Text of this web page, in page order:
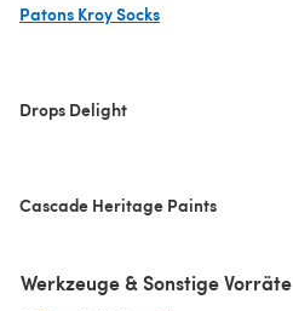
Patons Kroy Socks
Drops Delight
Cascade Heritage Paints
Werkzeuge & Sonstige Vorräte